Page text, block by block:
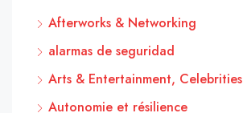
Afterworks & Networking
alarmas de seguridad
Arts & Entertainment, Celebrities
Autonomie et résilience